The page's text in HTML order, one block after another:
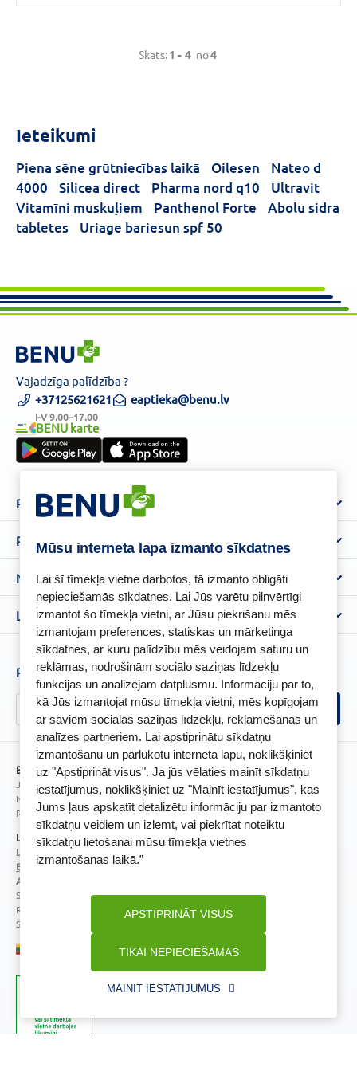
Mūsu interneta lapa izmanto sīkdatnes
Lai šī tīmekļa vietne darbotos, tā izmanto obligāti
nepieciešamās sīkdatnes. Lai Jūs varētu pilnvērtīgi
izmantot šo tīmekļa vietni, ar Jūsu piekrišanu mēs
izmantojam preferences, statiskas un mārketinga
sīkdatnes, ar kuru palīdzību mēs veidojam saturu un
reklāmas, nodrošinām sociālo saziņas līdzekļu
funkcijas un analizējam datplūsmu. Informāciju par to,
kā Jūs izmantojat mūsu tīmekļa vietni, mēs kopīgojam
ar saviem sociālās saziņas līdzekļu, reklamēšanas un
analīzes partneriem. Lai apstiprinātu sīkdatņu
izmantošanu un pārlūkotu interneta lapu, noklikšķiniet
uz "Apstiprināt visus". Ja jūs vēlaties mainīt sīkdatņu
iestatījumus, noklikšķiniet uz "Mainīt iestatījumus", kas
Jums ļaus apskatīt detalizētu informāciju par izmantoto
sīkdatņu veidiem un izlemt, vai piekrītat noteiktu
sīkdatņu lietošanai mūsu tīmekļa vietnes
izmantošanas laikā.”
TIKAI NEPIECIEŠAMĀS
APSTIPRINĀT VISUS
MAINĪT IESTATĪJUMUS
Skats:1 - 4 no4
Ieteikumi
Piena sēne grūtniecības laikā Oilesen
Nateo d
4000
Silicea direct Pharma nord q10
Ultravit
Vitamīni muskuļiem
Panthenol Forte
Ābolu sidra
tabletes
Uriage bariesun spf 50
Vajadzīga palīdzība ?
+37125621621
I-V 9.00–17.00
eaptieka@benu.lv
BENU karte
Par mums
Par BENU
Benu Blogs
Aptiekas
Palīdzība un informācija
BENU Aptieka kontakti
Piegāde
Biežāk uzdotie jautājumi
Kā iepirkties
Noteikumi
Lietošanas noteikumi
Atteikuma tiesību veidlapa
Privātuma politika
Sīkfailu politika
Videonovērošanas politika
Lojalitātes programma
BENU karte
Senioru priekšrocības
Īpašās priekšrocības
BENU lietotne
BENU lojalitātes programmas noteikumi
Piesakies un esi pirmais, kas uzzina BENU jaunumus!
BENU Aptieka Latvija, SIA
Juridiskā adrese / Faktiskā adrese:
Noliktavu iela 5, Dreiliņi, Stopiņu novads, LV-2130
Reģistrācijas Nr.: 40003252167
Licence
Licences numurs:
E-aptiekas kontakti
Aptiekas vadītāja:
Sertificēta farmaceite: Jeļena Gončarova
Reģistrācijas Nr.: F-0834
Sertifikāta Nr.: 092.2020